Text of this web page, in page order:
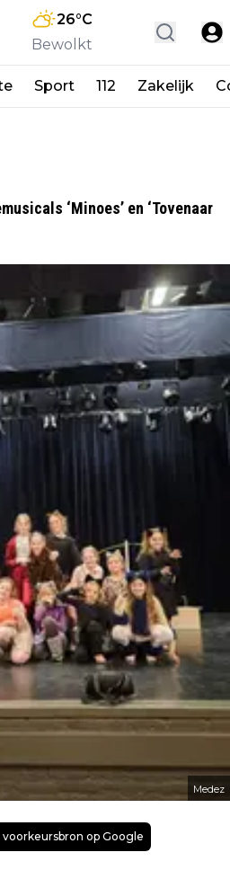
26°C
Bewolkt
Sport 112 Zakelijk
‘Minoes’ en ‘Tovenaar
Medez
voorkeursbron op Google